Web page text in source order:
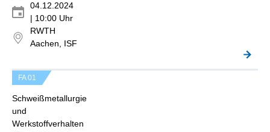
04.12.2024
| 10:00 Uhr
RWTH
Aachen, ISF
FA 01
Schweißmetallurgie
und
Werkstoffverhalten